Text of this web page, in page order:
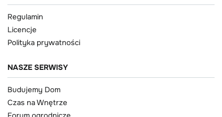
Regulamin
Licencje
Polityka prywatności
NASZE SERWISY
Budujemy Dom
Czas na Wnętrze